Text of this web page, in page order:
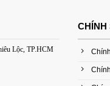
Lộc, TP.HCM
CHÍNH